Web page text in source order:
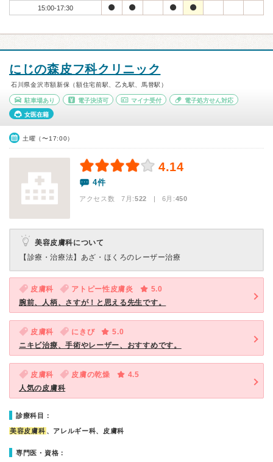
15:00-17:30
にじの森皮フ科クリニック
石川県金沢市額新保（額住宅前駅、乙丸駅、馬替駅）
駐車場あり 電子決済可 マイナ受付 電子処方せん対応
女医在籍
土曜（〜17:00）
4.14
4件
アクセス数 7月:522 | 6月:450
美容皮膚科について
【診療・治療法】 あざ・ほくろのレーザー治療
皮膚科 アトピー性皮膚炎
5.0
腕前、人柄、さすが！と思える先生です。
皮膚科 にきび
5.0
ニキビ治療、手術やレーザー、おすすめです。
皮膚科 皮膚の乾燥
4.5
人気の皮膚科
診療科目：
美容皮膚科 、アレルギー科、皮膚科
専門医・資格：